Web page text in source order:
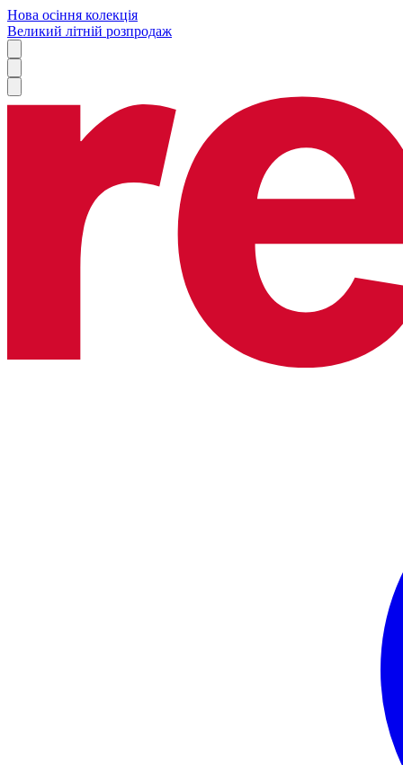
Нова осіння колекція
Великий літній розпродаж